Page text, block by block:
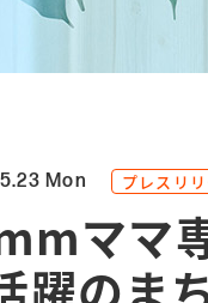
Mon プレスリリ
ママ
躍のま